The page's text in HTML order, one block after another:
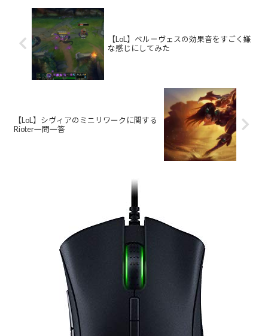
【LoL】ベル＝ヴェスの効果音をすごく嫌
な感じにしてみた
【LoL】シヴィアのミニリワークに関する
Rioter一問一答